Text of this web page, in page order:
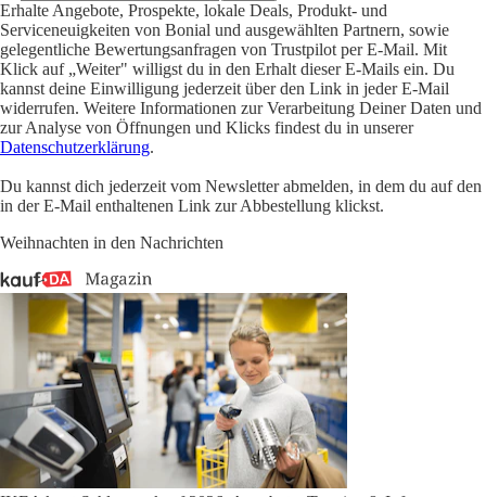
Erhalte Angebote, Prospekte, lokale Deals, Produkt- und
Serviceneuigkeiten von Bonial und ausgewählten Partnern, sowie
gelegentliche Bewertungsanfragen von Trustpilot per E-Mail. Mit
Klick auf „Weiter" willigst du in den Erhalt dieser E-Mails ein. Du
kannst deine Einwilligung jederzeit über den Link in jeder E-Mail
widerrufen. Weitere Informationen zur Verarbeitung Deiner Daten und
zur Analyse von Öffnungen und Klicks findest du in unserer
Datenschutzerklärung.
Du kannst dich jederzeit vom Newsletter abmelden, in dem du auf den
in der E-Mail enthaltenen Link zur Abbestellung klickst.
Weihnachten in den Nachrichten